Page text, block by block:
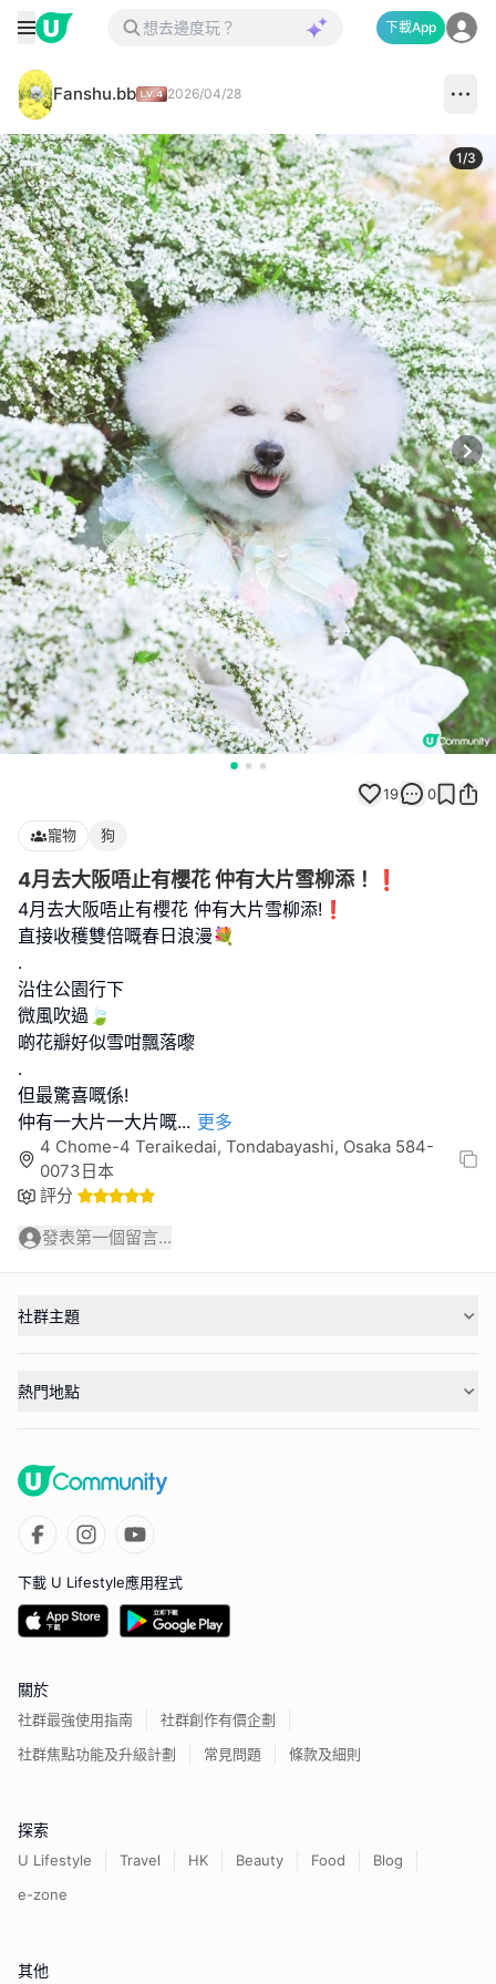
下載App
Fanshu.bb 2026/04/28
1/3
19 0
寵物 狗
4月去大阪唔止有櫻花 仲有大片雪柳添！❗️
4月去大阪唔止有櫻花 仲有大片雪柳添!❗️
直接收穫雙倍嘅春日浪漫💐
.
沿住公園行下
微風吹過🍃
啲花瓣好似雪咁飄落嚟
.
但最驚喜嘅係!
仲有一大片一大片嘅... 更多
4 Chome-4 Teraikedai, Tondabayashi, Osaka 584-
0073日本
評分
發表第一個留言...
社群主題
熱門地點
下載 U Lifestyle應用程式
關於
社群最強使用指南
社群創作有價企劃
社群焦點功能及升級計劃
常見問題 條款及細則
探索
U Lifestyle Travel HK Beauty Food
Blog
e-zone
其他